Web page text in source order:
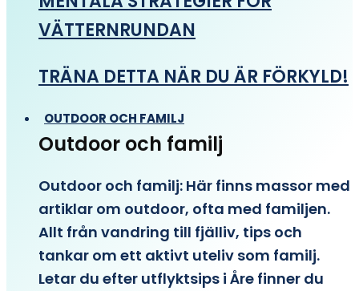
VÄTTERNRUNDAN
TRÄNA DETTA NÄR DU ÄR FÖRKYLD!
OUTDOOR OCH FAMILJ
Outdoor och familj
Outdoor och familj: Här finns massor med
artiklar om outdoor, ofta med familjen.
Allt från vandring till fjälliv, tips och
tankar om ett aktivt uteliv som familj.
Letar du efter utflyktsips i Åre finner du